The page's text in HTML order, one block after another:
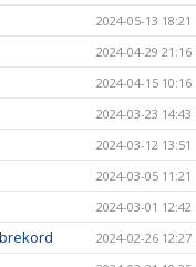
2024-05-13 18:21
2024-04-29 21:16
2024-04-15 10:16
2024-03-23 14:43
2024-03-12 13:51
2024-03-05 11:21
2024-03-01 12:42
2024-02-26 12:27